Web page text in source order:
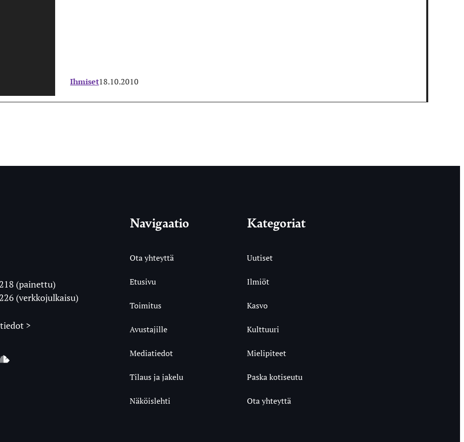
Ihmiset18.10.2010
(painettu)
(verkkojulkaisu)
>
SoundCloud
Navigaatio
Ota yhteyttä
Etusivu
Toimitus
Avustajille
Mediatiedot
Tilaus ja jakelu
Näköislehti
Kategoriat
Uutiset
Ilmiöt
Kasvo
Kulttuuri
Mielipiteet
Paska kotiseutu
Ota yhteyttä